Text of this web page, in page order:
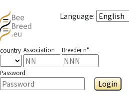
Language:
country Association Breeder n°
Password
Login